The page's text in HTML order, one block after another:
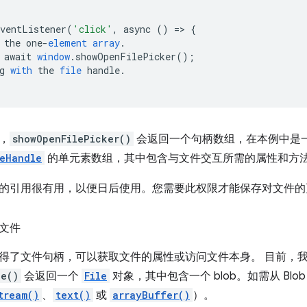
( 'click' , async () => {
the one-element array.
await window. showOpenFilePicker();
with the file handle.
showOpenFilePicker() 会返回一个句柄数组，在本例中是
的单元素数组，其中包含与文件交互所需的属性和方
引用很有用，以便日后使用。您需要此权限才能保存对文件
件
了文件句柄，可以获取文件的属性或访问文件本身。 目前，
会返回一个 File 对象，其中包含一个 blob。如需从
、 text() 或 arrayBuffer() ）。